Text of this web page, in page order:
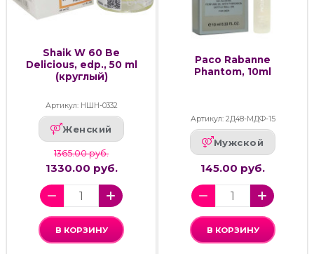
Shaik W 60 Be
Delicious, edp., 50 ml
(круглый)
Артикул: НШН-0332
Женский
1365.00 руб.
1330.00 руб.
В КОРЗИНУ
Paco Rabanne
Phantom, 10ml
Артикул: 2Д48-МДФ-15
Мужской
145.00 руб.
В КОРЗИНУ